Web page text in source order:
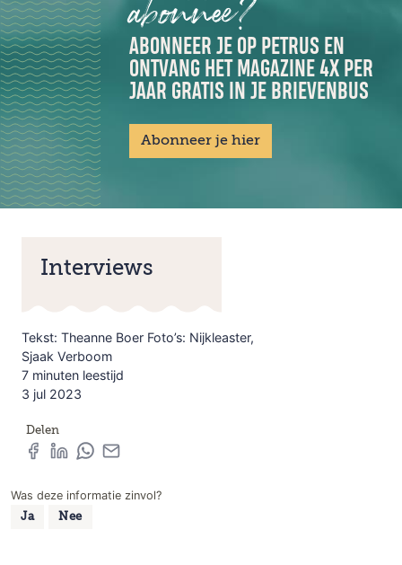
ABONNEER JE OP PETRUS EN
ONTVANG HET MAGAZINE 4X PER
JAAR GRATIS IN JE BRIEVENBUS
Abonneer je hier
Interviews
Tekst: Theanne Boer Foto’s: Nijkleaster,
Sjaak Verboom
7 minuten leestijd
3 jul 2023
Delen
Was deze informatie zinvol?
Ja Nee